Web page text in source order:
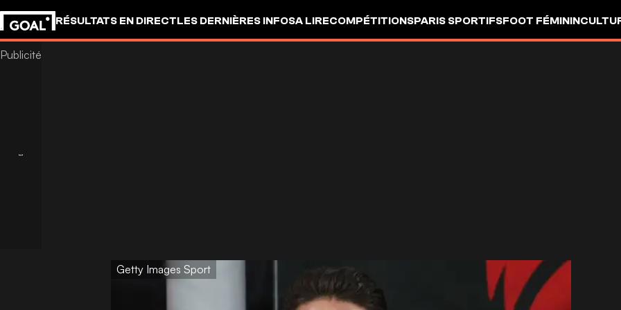
RÉSULTATS EN DIRECTLES DERNIÈRES INFOSA LIRECOMPÉTITIONSPARIS SPORTIFSFOOT FÉMININ
Getty Images Sport